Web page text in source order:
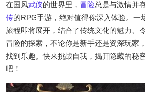
在国风武侠的世界里， 冒险总是与激情并
传的RPG手游，绝对值得你深入体验。一
旅程即将展开，结合了传统文化的魅力、
冒险的探索，不论你是新手还是资深玩家
找到乐趣。快来挑战自我，揭开隐藏的秘
吧！